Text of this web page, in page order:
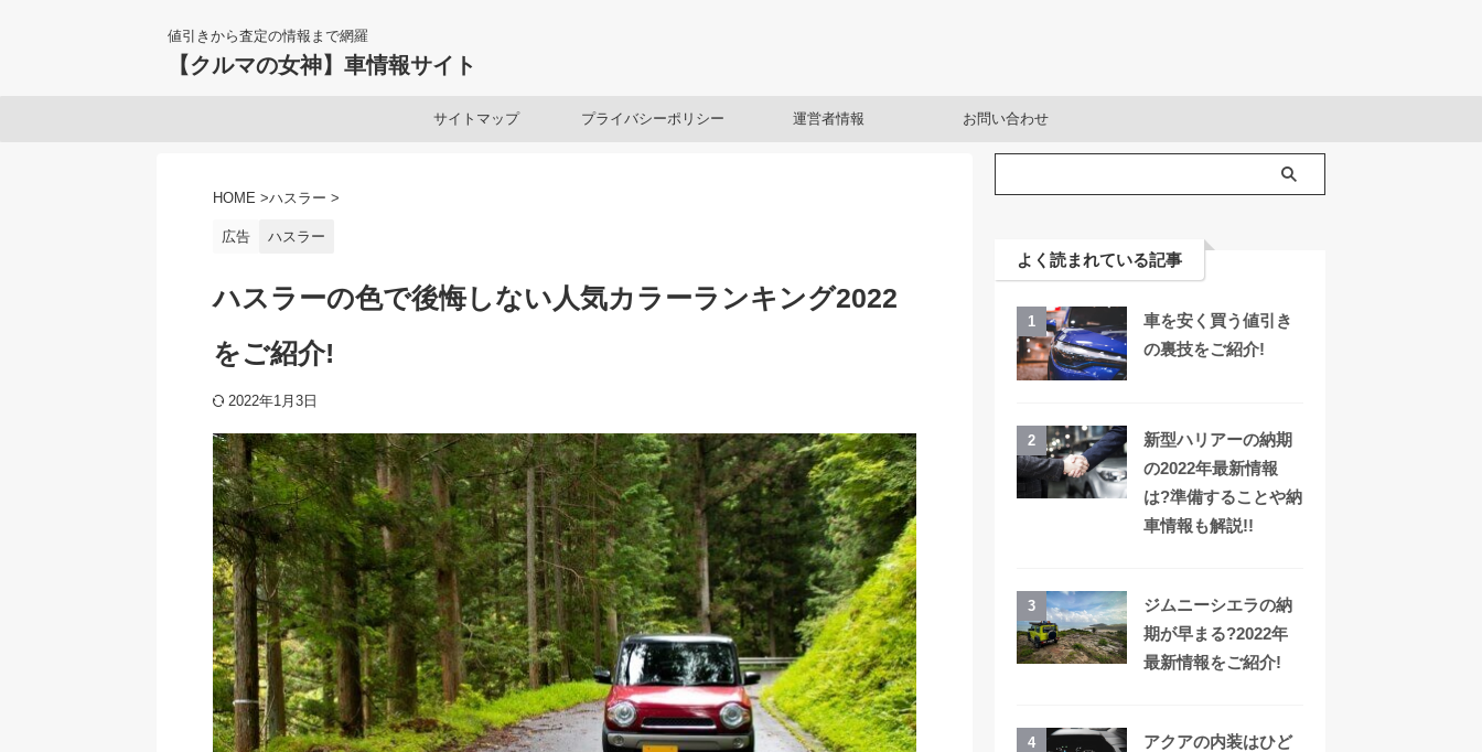
値引きから査定の情報まで網羅
【クルマの女神】車情報サイト
サイトマップ プライバシーポリシー 運営者情報 お問い合わせ
HOME >ハスラー >
広告 ハスラー
ハスラーの色で後悔しない人気カラーランキング2022
をご紹介!
2022年1月3日
よく読まれている記事
1
車を安く買う値引き
の裏技をご紹介!
2
新型ハリアーの納期
の2022年最新情報
は?準備することや納
車情報も解説!!
3
ジムニーシエラの納
期が早まる?2022年
最新情報をご紹介!
4
アクアの内装はひど